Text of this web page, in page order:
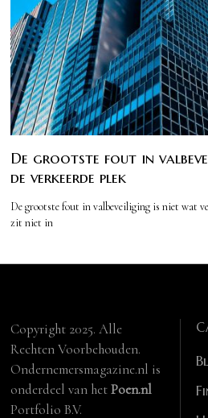
De grootste fout in
de verkeerde plek
De grootste fout in valbeveiliging is niet wat
zit niet in
Copyright 2025. Alle
Rechten Voorbehouden.
Ondernemersmagazine.nl is
onderdeel van hetPoen.nl
Portfolio B.V.